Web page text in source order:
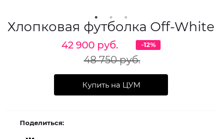
Хлопковая футболка Off-White
42 900 руб.
48 750 руб.
-12%
Купить на ЦУМ
Поделиться: